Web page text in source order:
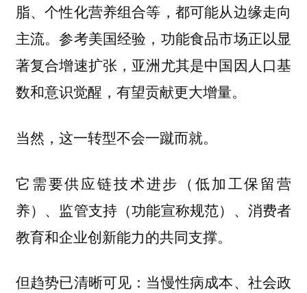
脂、个性化营养组合等，都可能从边缘走向
主流。参考美国经验，功能食品市场正以显
著复合增速扩张，亚洲尤其是中国因人口基
数和意识觉醒，有望贡献更大增量。
当然，这一转型不会一蹴而就。
它需要供应链技术进步（低加工保留营
养）、监管支持（功能宣称规范）、消费者
教育和企业创新能力的共同支撑。
但趋势已清晰可见：当慢性病成本、社会政